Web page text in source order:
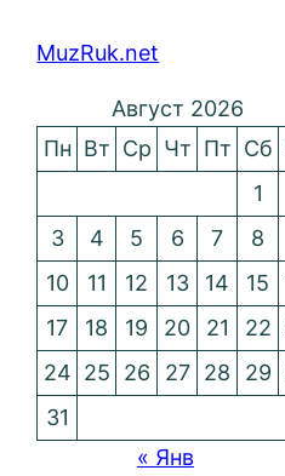
MuzRuk.net
Август 2026
Пн Вт Ср Чт Пт Сб
1
3
4 5 6 7 8
10
11 12 13 14 15
17
18 19 20 21 22
24 25 26 27 28 29
31
« Янв